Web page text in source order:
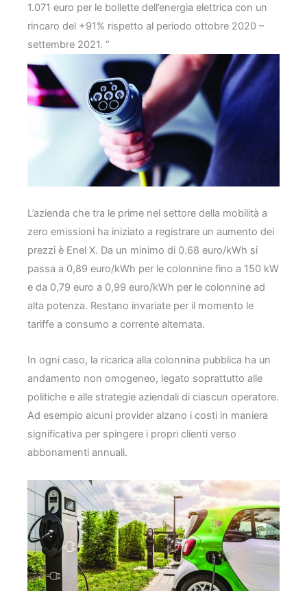
1.071 euro per le bollette dell’energia elettrica con un
rincaro del +91% rispetto al periodo ottobre 2020 –
settembre 2021. “
L’azienda che tra le prime nel settore della mobilità a
zero emissioni ha iniziato a registrare un aumento dei
prezzi è Enel X. Da un minimo di 0.68 euro/kWh si
passa a 0,89 euro/kWh per le colonnine fino a 150 kW
e da 0,79 euro a 0,99 euro/kWh per le colonnine ad
alta potenza. Restano invariate per il momento le
tariffe a consumo a corrente alternata.
In ogni caso, la ricarica alla colonnina pubblica ha un
andamento non omogeneo, legato soprattutto alle
politiche e alle strategie aziendali di ciascun operatore.
Ad esempio alcuni provider alzano i costi in maniera
significativa per spingere i propri clienti verso
abbonamenti annuali.